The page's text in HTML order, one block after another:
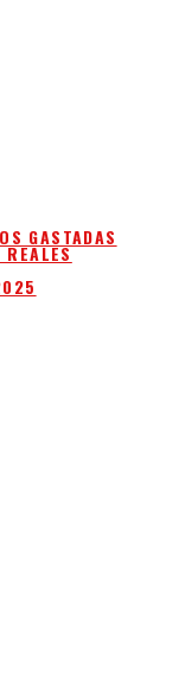
GASTADAS
REALES